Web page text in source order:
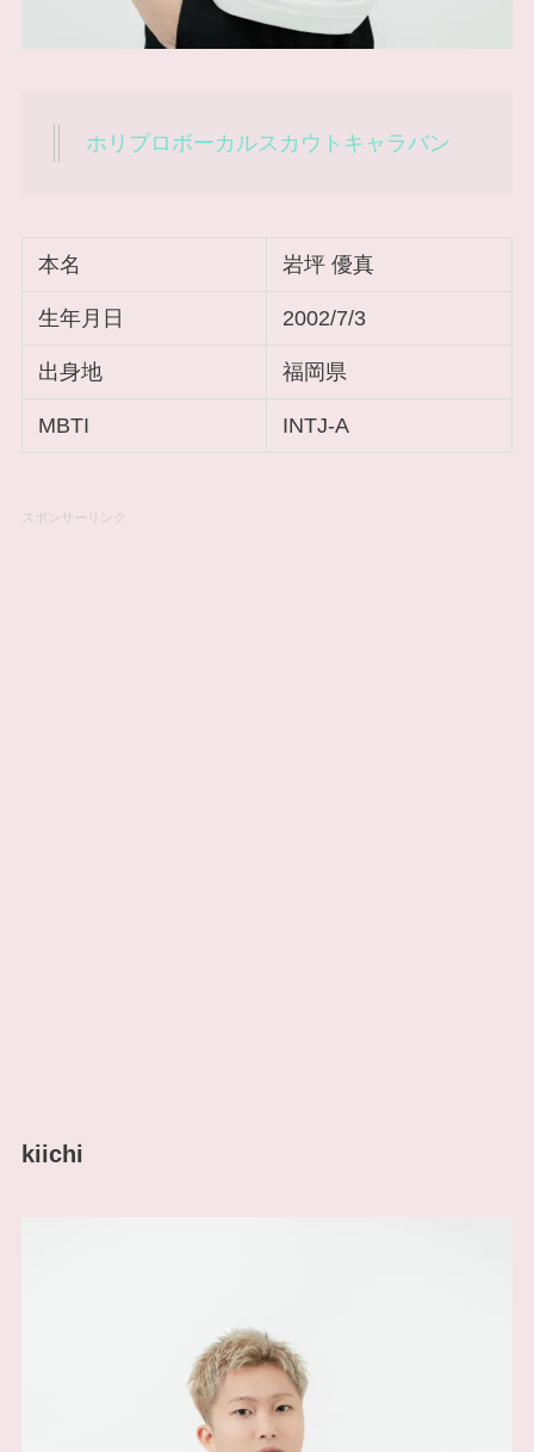
ホリプロボーカルスカウトキャラバン
本名 岩坪 優真
生年月日 2002/7/3
出身地 福岡県
MBTI INTJ-A
スポンサーリンク
kiichi